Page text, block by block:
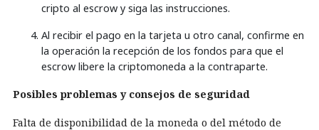
cripto al escrow y siga las instrucciones.
Al recibir el pago en la tarjeta u otro canal, confirme en
la operación la recepción de los fondos para que el
escrow libere la criptomoneda a la contraparte.
Posibles problemas y consejos de seguridad
Falta de disponibilidad de la moneda o del método de